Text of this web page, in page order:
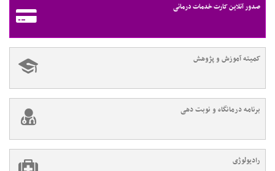
صدور آنلاین کارت خدمات درمانی
کمیته آموزش و پژوهش
برنامه درمانگاه و نوبت دهی
رادیولوژی